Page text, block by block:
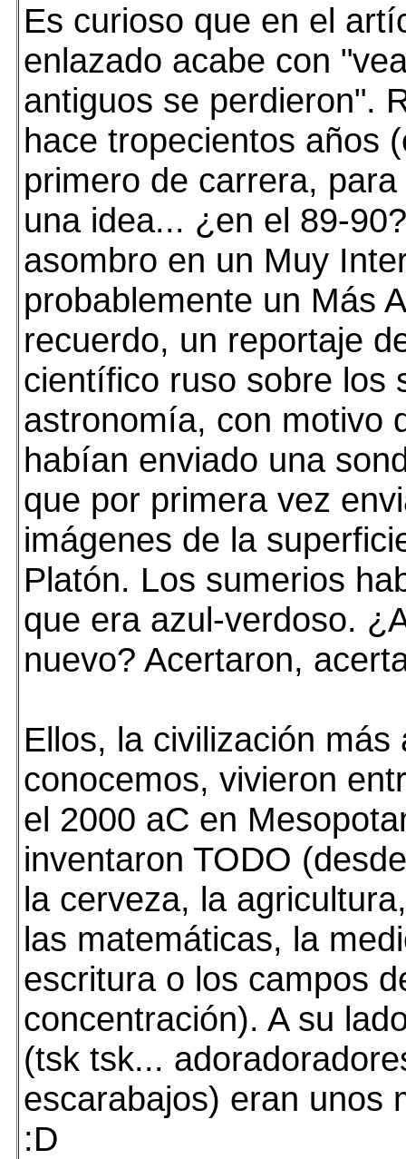
Es curioso que en el
enlazado acabe con
antiguos se perdieron".
hace tropecientos años
primero de carrera,
una idea... ¿en el 89-
asombro en un Muy
probablemente un Más
recuerdo, un reportaje
científico ruso sobre los
astronomía, con motivo
habían enviado una
que por primera vez
imágenes de la
Platón. Los sumerios
que era azul-verdoso.
nuevo? Acertaron,
Ellos, la civilización más
conocemos, vivieron
el 2000 aC en
inventaron TODO
la cerveza, la
las matemáticas, la
escritura o los campos
concentración). A su
(tsk tsk...
escarabajos) eran unos
:D